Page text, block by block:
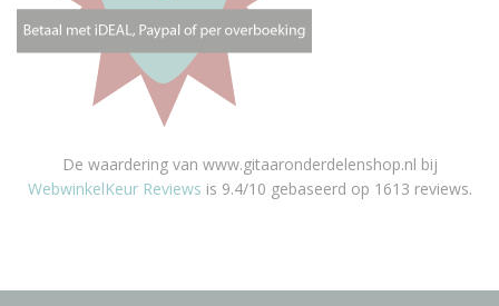
De waardering van www.gitaaronderdelenshop.nl bij
WebwinkelKeur Reviews is 9.4/10 gebaseerd op 1613 reviews.